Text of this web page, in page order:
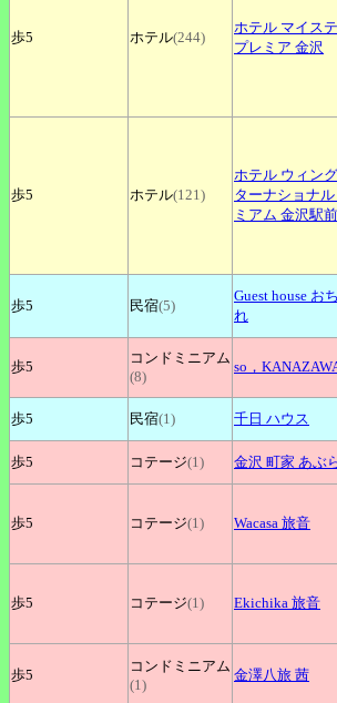
歩5 ホテル(244)
ホテル マイス
プレミア 金沢
歩5 ホテル(121)
ホテル ウィン
ターナショナル
ミアム 金沢駅前
歩5 民宿(5)
Guest house お
れ
歩5
コンドミニアム
(8)
so，
歩5 民宿(1) 千日 ハウス
歩5 コテージ(1) 金沢 町家 あぶ
歩5 コテージ(1) Wacasa 旅音
歩5 コテージ(1) Ekichika 旅音
歩5
コンドミニアム
(1)
金澤八旅 茜